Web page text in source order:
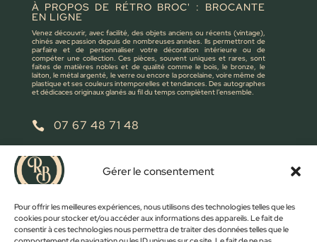
Gérer le consentement
Pour offrir les meilleures expériences, nous utilisons des technologies telles que les
cookies pour stocker et/ou accéder aux informations des appareils. Le fait de
consentir à ces technologies nous permettra de traiter des données telles que le
À PROPOS DE RÉTRO BROC' : BROCANTE
EN LIGNE
Venez découvrir, avec facilité, des objets anciens ou récents (vintage),
chinés avec passion depuis de nombreuses années. Ils permettront de
parfaire et de personnaliser votre décoration intérieure ou de
compéter une collection. Ces pièces, souvent uniques et rares, sont
faites de matières nobles et de qualité comme le bois, le bronze, le
laiton, le métal argenté, le verre ou encore la porcelaine, voire même de
plastique et ses couleurs intemporelles et tendances. Des autographes
et dédicaces originaux glanés au fil du temps complètent l’ensemble.
 07 67 48 71 48
 retrobroc85@gmail.com